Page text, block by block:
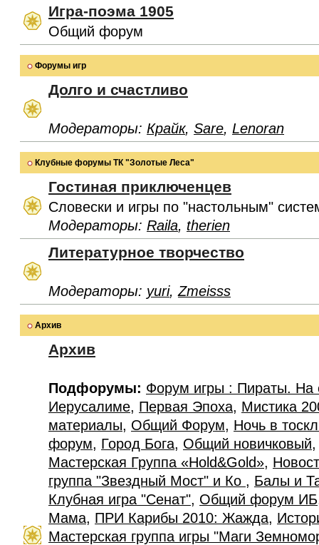
Игра-поэма 1905
Общий форум
Форумы игр
Долго и счастливо
Модераторы: Крайк, Sare, Lenoran
Клубные форумы ТК "Золотые Леса"
Гостиная приключенцев
Словески и игры по "настольным"
Модераторы: Raila, therien
Литературное творчество
Модераторы: yuri, Zmeisss
Архив
Архив
Подфорумы: Форум игры : Пираты. На
Иерусалиме, Первая Эпоха, Мистика
материалы, Общий Форум, Ночь в
форум, Город Бога, Общий новичковый
Мастерская Группа «Hold&Gold»,
группа "Звездный Мост" и Ко , Балы и
Клубная игра "Сенат", Общий форум ИБ
Мама, ПРИ Карибы 2010: Жажда,
Мастерская группа игры "Маги